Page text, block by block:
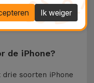
druk van het
waardoor er geen
de iPhone?
drie soorten iPhone
Ik weiger